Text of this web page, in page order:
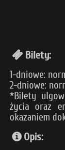
Bilety:
1-dniowe:
2-dniowe:
*Bilety
życia oraz
okazaniem
Opis: